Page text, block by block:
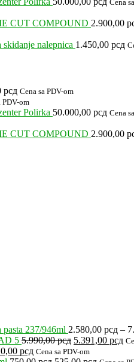
Cena
CUT COMPOUND 2.900,00
nalepnica 1.450,00 рсд
рсд Cena sa PDV-om
PDV-om
Polirka 50.000,00 рсд Cena
CUT COMPOUND 2.900,00
237/946ml 2.580,00 рсд –
5 5.990,00рсд Originalna
cena
5.391,00 рсд
рсдTrenutna
Cena sa PDV-om